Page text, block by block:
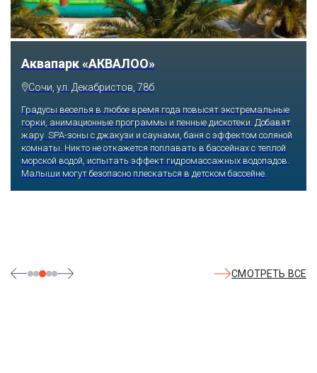
Тематический парк развлечений «Сочи
Парк»
Сочи, Олимпийский проспект, 21
Оказавшись здесь, словно попадаешь в сказку: встречаешь
любимых героев русского фольклора, получаешь возможность
сколько душе угодно кататься на аттракционах европейского
уровня. Гости участвуют в увлекательных квестах и творческих
СМОТРЕТЬ ВСЕ